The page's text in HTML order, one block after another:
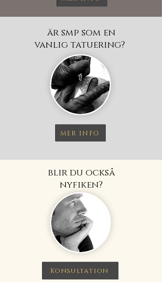
är smp som en
vanlig tatuering?
MER INFO
blir du också
nyfiken?
Konsultation